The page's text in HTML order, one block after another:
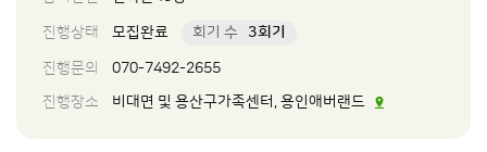
진행상태 모집완료 회기 수 3회기
진행문의
070-7492-2655
진행장소
비대면 및 용산구가족센터, 용인애버랜드